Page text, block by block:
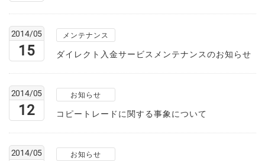
2014/05
15
メンテナンス
ダイレクト入金サービスメンテナンスのお知らせ
2014/05
12
お知らせ
コピートレードに関する事象について
2014/05 お知らせ